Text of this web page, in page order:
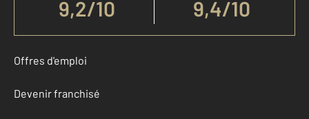
9,2/10 9,4/10
Offres d'emploi
Devenir franchisé